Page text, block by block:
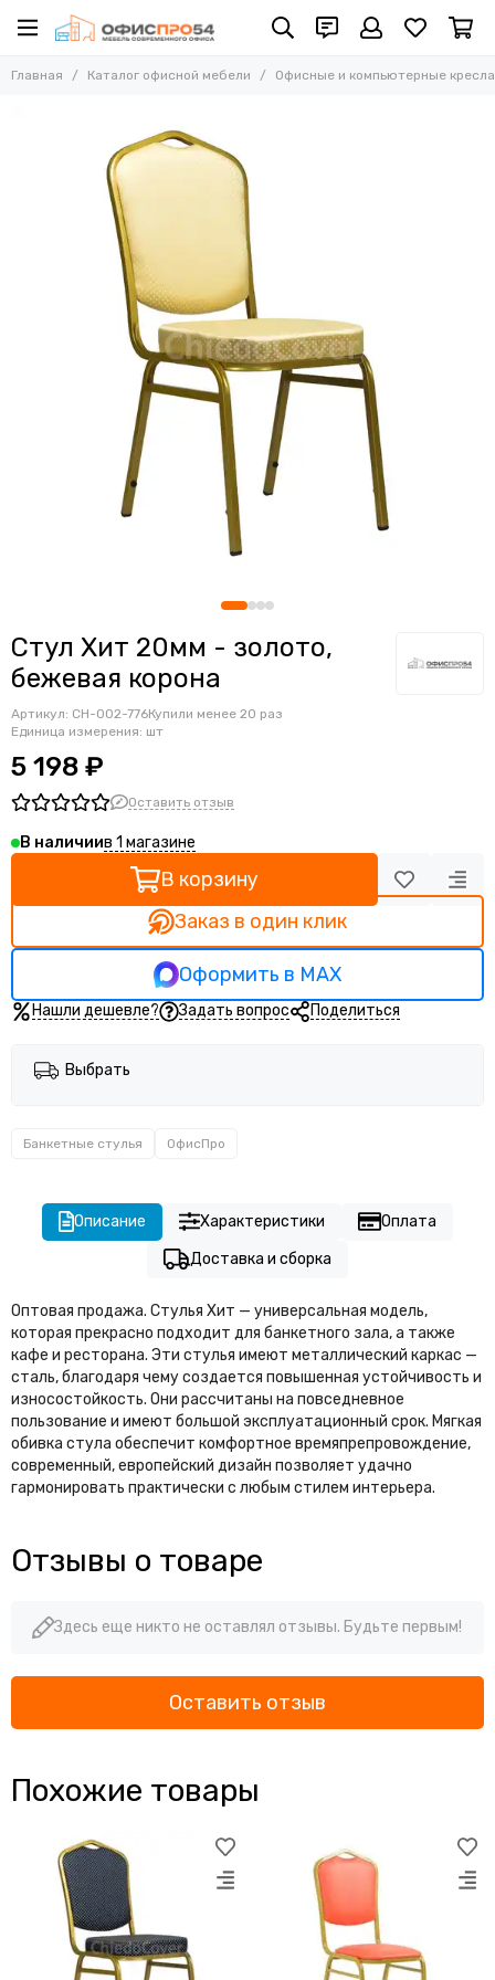
Офисные и компьютерные кресла
Складные стулья
Офисные кресла для персонала
Кресла для руководителей
Усиленные кресла (до 250 кг)
Конференц-кресла
Эргономичные кресла
Кресла для домашнего офиса
Офисные кресла Samurai
Офисные кресла Ergolife
Офисные кресла Yoga
Офисные кресла Move
Стулья барные
Реклайнер кресла
Многоместные секции
Ортопедические кресла
Главная Каталог офисной мебели Офисные и компьютерные кресла
Стул Хит 20мм - золото,
бежевая корона
Артикул: CH-002-776Купили менее 20 раз
Единица измерения: шт
5 198 ₽
Оставить отзыв
В наличиив 1 магазине
В корзину
Заказ в один клик
Оформить в MAX
Нашли дешевле? Задать вопрос Поделиться
Выбрать
Банкетные стулья ОфисПро
Описание Характеристики
Оплата
Доставка и сборка
Оптовая продажа. Стулья Хит — универсальная модель,
которая прекрасно подходит для банкетного зала, а также
кафе и ресторана. Эти стулья имеют металлический каркас —
сталь, благодаря чему создается повышенная устойчивость и
износостойкость. Они рассчитаны на повседневное
пользование и имеют большой эксплуатационный срок. Мягкая
обивка стула обеспечит комфортное времяпрепровождение,
современный, европейский дизайн позволяет удачно
гармонировать практически с любым стилем интерьера.
Отзывы о товаре
Здесь еще никто не оставлял отзывы. Будьте первым!
Оставить отзыв
Похожие товары